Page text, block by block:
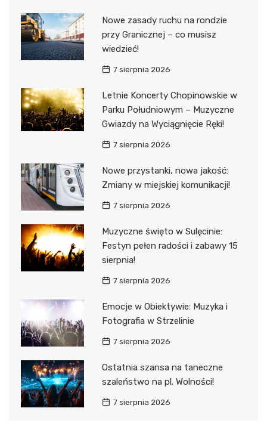
Nowe zasady ruchu na rondzie
przy Granicznej – co musisz
wiedzieć!
7 sierpnia 2026
Letnie Koncerty Chopinowskie w
Parku Południowym – Muzyczne
Gwiazdy na Wyciągnięcie Ręki!
7 sierpnia 2026
Nowe przystanki, nowa jakość:
Zmiany w miejskiej komunikacji!
7 sierpnia 2026
Muzyczne święto w Sulęcinie:
Festyn pełen radości i zabawy 15
sierpnia!
7 sierpnia 2026
Emocje w Obiektywie: Muzyka i
Fotografia w Strzelinie
7 sierpnia 2026
Ostatnia szansa na taneczne
szaleństwo na pl. Wolności!
7 sierpnia 2026